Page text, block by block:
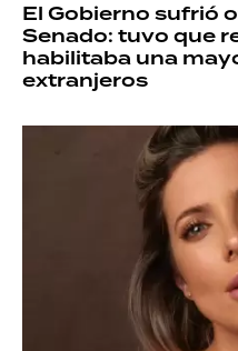
El Gobierno sufrió
Senado: tuvo que
habilitaba una
extranjeros